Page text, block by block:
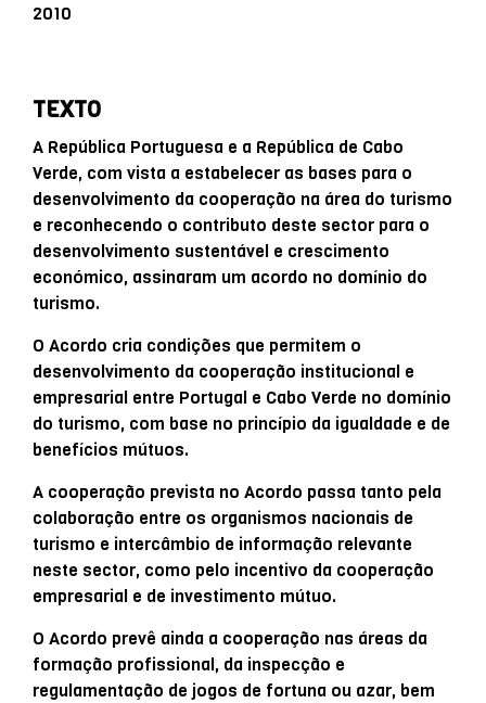
2010
TEXTO
A República Portuguesa e a República de Cabo
Verde, com vista a estabelecer as bases para o
desenvolvimento da cooperação na área do turismo
e reconhecendo o contributo deste sector para o
desenvolvimento sustentável e crescimento
económico, assinaram um acordo no domínio do
turismo.
O Acordo cria condições que permitem o
desenvolvimento da cooperação institucional e
empresarial entre Portugal e Cabo Verde no domínio
do turismo, com base no princípio da igualdade e de
benefícios mútuos.
A cooperação prevista no Acordo passa tanto pela
colaboração entre os organismos nacionais de
turismo e intercâmbio de informação relevante
neste sector, como pelo incentivo da cooperação
empresarial e de investimento mútuo.
O Acordo prevê ainda a cooperação nas áreas da
formação profissional, da inspecção e
regulamentação de jogos de fortuna ou azar, bem